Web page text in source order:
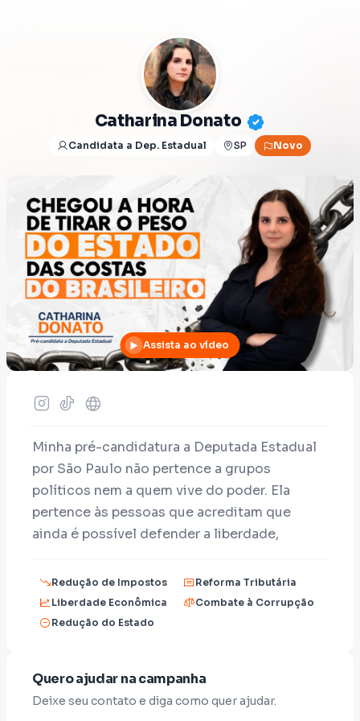
Catharina Donato
Candidata a Dep. Estadual SP Novo
Assista ao vídeo
Minha pré-candidatura a Deputada Estadual
por São Paulo não pertence a grupos
políticos nem a quem vive do poder. Ela
pertence às pessoas que acreditam que
ainda é possível defender a liberdade,
que trabalhe para quem produz, empreende e
paga impostos.
acredito que São Paulo merece
representantes técnicos, preparados e
Redução de Impostos
Reforma Tributária
Liberdade Econômica
Combate à Corrupção
Redução do Estado
Quero ajudar na campanha
Deixe seu contato e diga como quer ajudar.